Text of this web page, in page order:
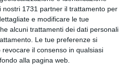
1731 partner il trattamento per
e modificare le tue
alcuni trattamenti dei dati personali
Le tue preferenze si
il consenso in qualsiasi
alla pagina web.